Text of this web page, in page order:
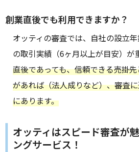
創業直後でも利用できますか？
オッティの審査では、自社の設立
の取引実績（6ヶ月以上が目安）が
直後であっても、信頼できる売掛
があれば（法人成りなど）、審査
にあります。
オッティはスピード審査が
ングサービス！